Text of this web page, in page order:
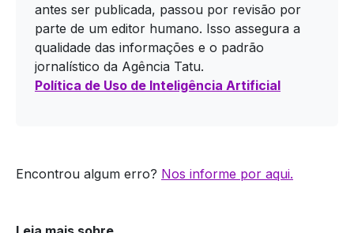
antes ser publicada, passou por revisão por
parte de um editor humano. Isso assegura a
qualidade das informações e o padrão
jornalístico da Agência Tatu.
Política de Uso de Inteligência Artificial
Encontrou algum erro? Nos informe por aqui.